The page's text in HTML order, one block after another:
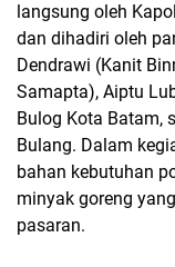
langsung oleh
dan dihadiri oleh
Dendrawi (Kanit
Samapta), Aiptu
Bulog Kota Batam,
Bulang. Dalam
bahan kebutuhan
minyak goreng
pasaran.